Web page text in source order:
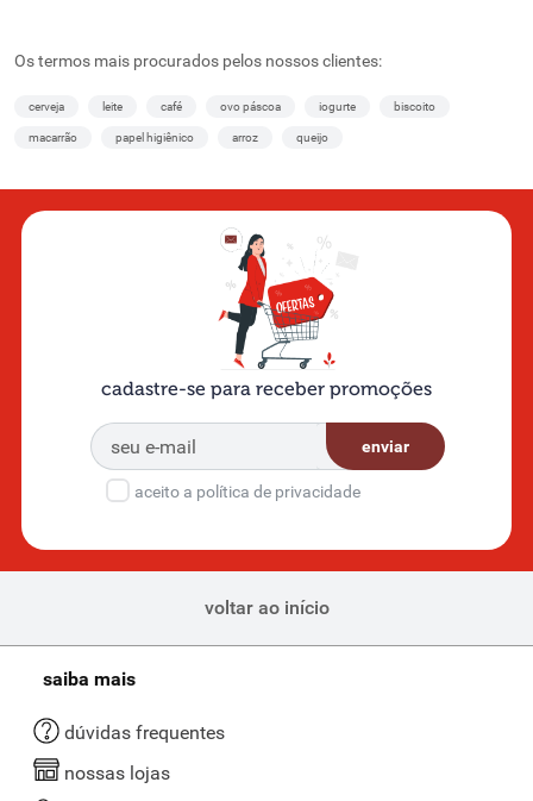
Os termos mais procurados pelos nossos clientes:
cerveja leite café ovo páscoa iogurte biscoito
macarrão papel higiênico arroz queijo
cadastre-se para receber promoções
enviar
aceito a política de privacidade
voltar ao início
saiba mais
dúvidas frequentes
nossas lojas